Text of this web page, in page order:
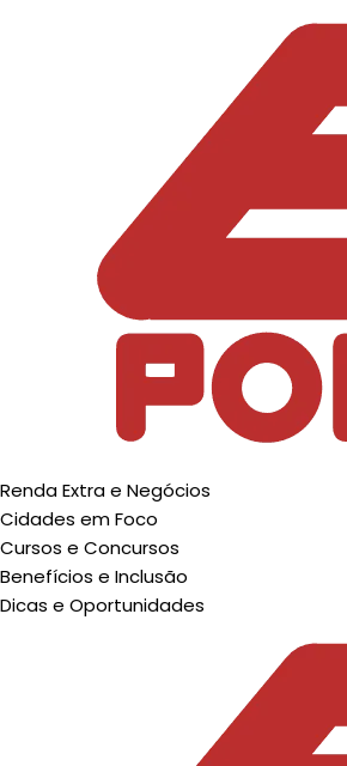
Renda Extra e Negócios
Cidades em Foco
Cursos e Concursos
Benefícios e Inclusão
Dicas e Oportunidades